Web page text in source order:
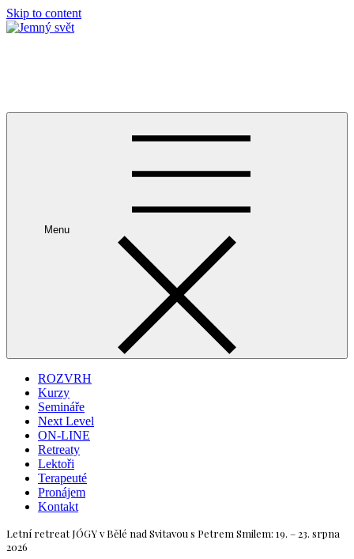
Skip to content
Menu
ROZVRH
Kurzy
Semináře
Next Level
ON-LINE
Retreaty
Lektoři
Terapeuté
Pronájem
Kontakt
Letní retreat JÓGY v Bělé nad Svitavou s Petrem Smilem: 19. – 23. srpna
2026